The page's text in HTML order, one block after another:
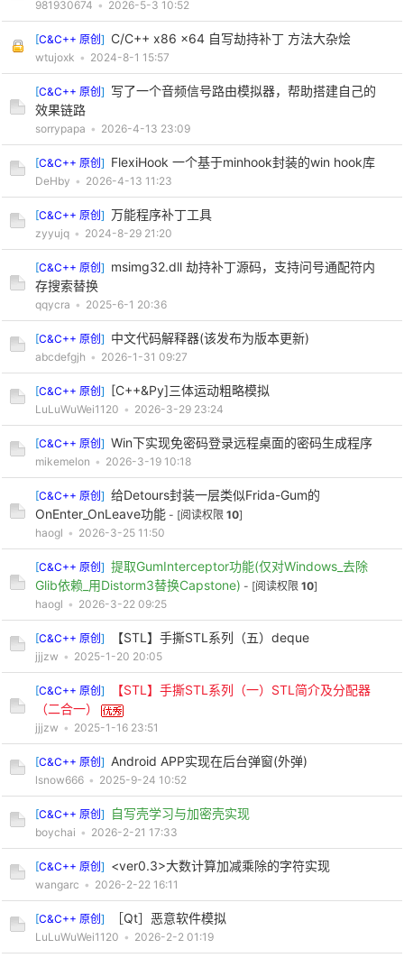
981930674 • 2026-5-3 10:52
[C&C++ 原创 ] C/C++ x86 x64 自写劫持补丁 方法大杂烩
wtujoxk • 2024-8-1 15:57
[C&C++ 原创 ] 写了一个音频信号路由模拟器，帮助搭建自己的
效果链路
sorrypapa • 2026-4-13 23:09
[C&C++ 原创 ] FlexiHook 一个基于minhook封装的win hook库
DeHby • 2026-4-13 11:23
[C&C++ 原创 ] 万能程序补丁工具
zyyujq • 2024-8-29 21:20
[C&C++ 原创 ] msimg32.dll 劫持补丁源码，支持问号通配符内
存搜索替换
qqycra • 2025-6-1 20:36
[C&C++ 原创 ] 中文代码解释器(该发布为版本更新)
abcdefgjh • 2026-1-31 09:27
[C&C++ 原创 ] [C++&Py]三体运动粗略模拟
LuLuWuWei1120 • 2026-3-29 23:24
[C&C++ 原创 ] Win下实现免密码登录远程桌面的密码生成程序
mikemelon • 2026-3-19 10:18
[C&C++ 原创 ] 给Detours封装一层类似Frida-Gum的
OnEnter_OnLeave功能 - [阅读权限 10]
haogl • 2026-3-25 11:50
[C&C++ 原创 ] 提取GumInterceptor功能(仅对Windows_去除
Glib依赖_用Distorm3替换Capstone) - [阅读权限 10]
haogl • 2026-3-22 09:25
[C&C++ 原创 ] 【STL】手撕STL系列（五）deque
jjjzw • 2025-1-20 20:05
[C&C++ 原创 ]
【STL】手撕STL系列（一）STL简介及分配器
（二合一）
jjjzw • 2025-1-16 23:51
[C&C++ 原创 ] Android APP实现在后台弹窗(外弹)
lsnow666 • 2025-9-24 10:52
[C&C++ 原创 ] 自写壳学习与加密壳实现
boychai • 2026-2-21 17:33
[C&C++ 原创 ] <ver0.3>大数计算加减乘除的字符实现
wangarc • 2026-2-22 16:11
[C&C++ 原创 ] ［Qt］恶意软件模拟
LuLuWuWei1120 • 2026-2-2 01:19